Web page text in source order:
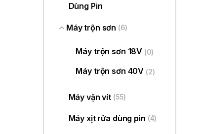
Dùng Pin
Máy trộn sơn (6)
Máy trộn sơn 18V (0)
Máy trộn sơn 40V (2)
Máy vặn vít (55)
Máy xịt rửa dùng pin (4)